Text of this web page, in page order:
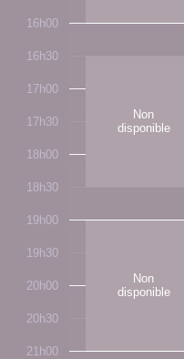
16h00
16h30
17h00
17h30
18h00
18h30
19h00
19h30
20h00
20h30
21h00
Non
disponible
Non
disponible